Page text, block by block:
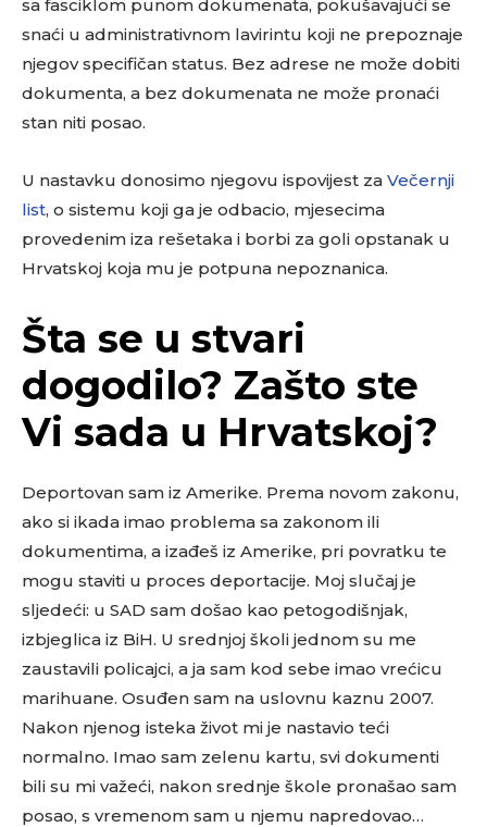
sa fasciklom punom dokumenata, pokušavajući se
snaći u administrativnom lavirintu koji ne prepoznaje
njegov specifičan status. Bez adrese ne može dobiti
dokumenta, a bez dokumenata ne može pronaći
stan niti posao.
U nastavku donosimo njegovu ispovijest za Večernji
list, o sistemu koji ga je odbacio, mjesecima
provedenim iza rešetaka i borbi za goli opstanak u
Hrvatskoj koja mu je potpuna nepoznanica.
Šta se u stvari
dogodilo? Zašto ste
Vi sada u Hrvatskoj?
Deportovan sam iz Amerike. Prema novom zakonu,
ako si ikada imao problema sa zakonom ili
dokumentima, a izađeš iz Amerike, pri povratku te
mogu staviti u proces deportacije. Moj slučaj je
sljedeći: u SAD sam došao kao petogodišnjak,
izbjeglica iz BiH. U srednjoj školi jednom su me
zaustavili policajci, a ja sam kod sebe imao vrećicu
marihuane. Osuđen sam na uslovnu kaznu 2007.
Nakon njenog isteka život mi je nastavio teći
normalno. Imao sam zelenu kartu, svi dokumenti
bili su mi važeći, nakon srednje škole pronašao sam
posao, s vremenom sam u njemu napredovao…